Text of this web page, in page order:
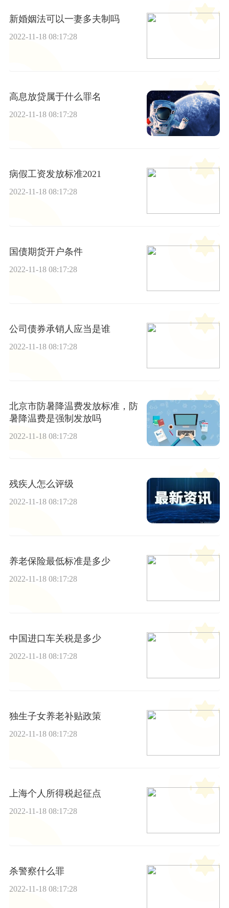
新婚姻法可以一妻多夫制吗
2022-11-18 08:17:28
高息放贷属于什么罪名
2022-11-18 08:17:28
病假工资发放标准2021
2022-11-18 08:17:28
国债期货开户条件
2022-11-18 08:17:28
公司债券承销人应当是谁
2022-11-18 08:17:28
北京市防暑降温费发放标准，防
暑降温费是强制发放吗
2022-11-18 08:17:28
残疾人怎么评级
2022-11-18 08:17:28
养老保险最低标准是多少
2022-11-18 08:17:28
中国进口车关税是多少
2022-11-18 08:17:28
独生子女养老补贴政策
2022-11-18 08:17:28
上海个人所得税起征点
2022-11-18 08:17:28
杀警察什么罪
2022-11-18 08:17:28